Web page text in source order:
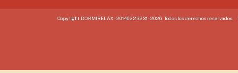
Copyright DORMIRELAX - 20146223231 - 2026. Todos los derechos reservados.